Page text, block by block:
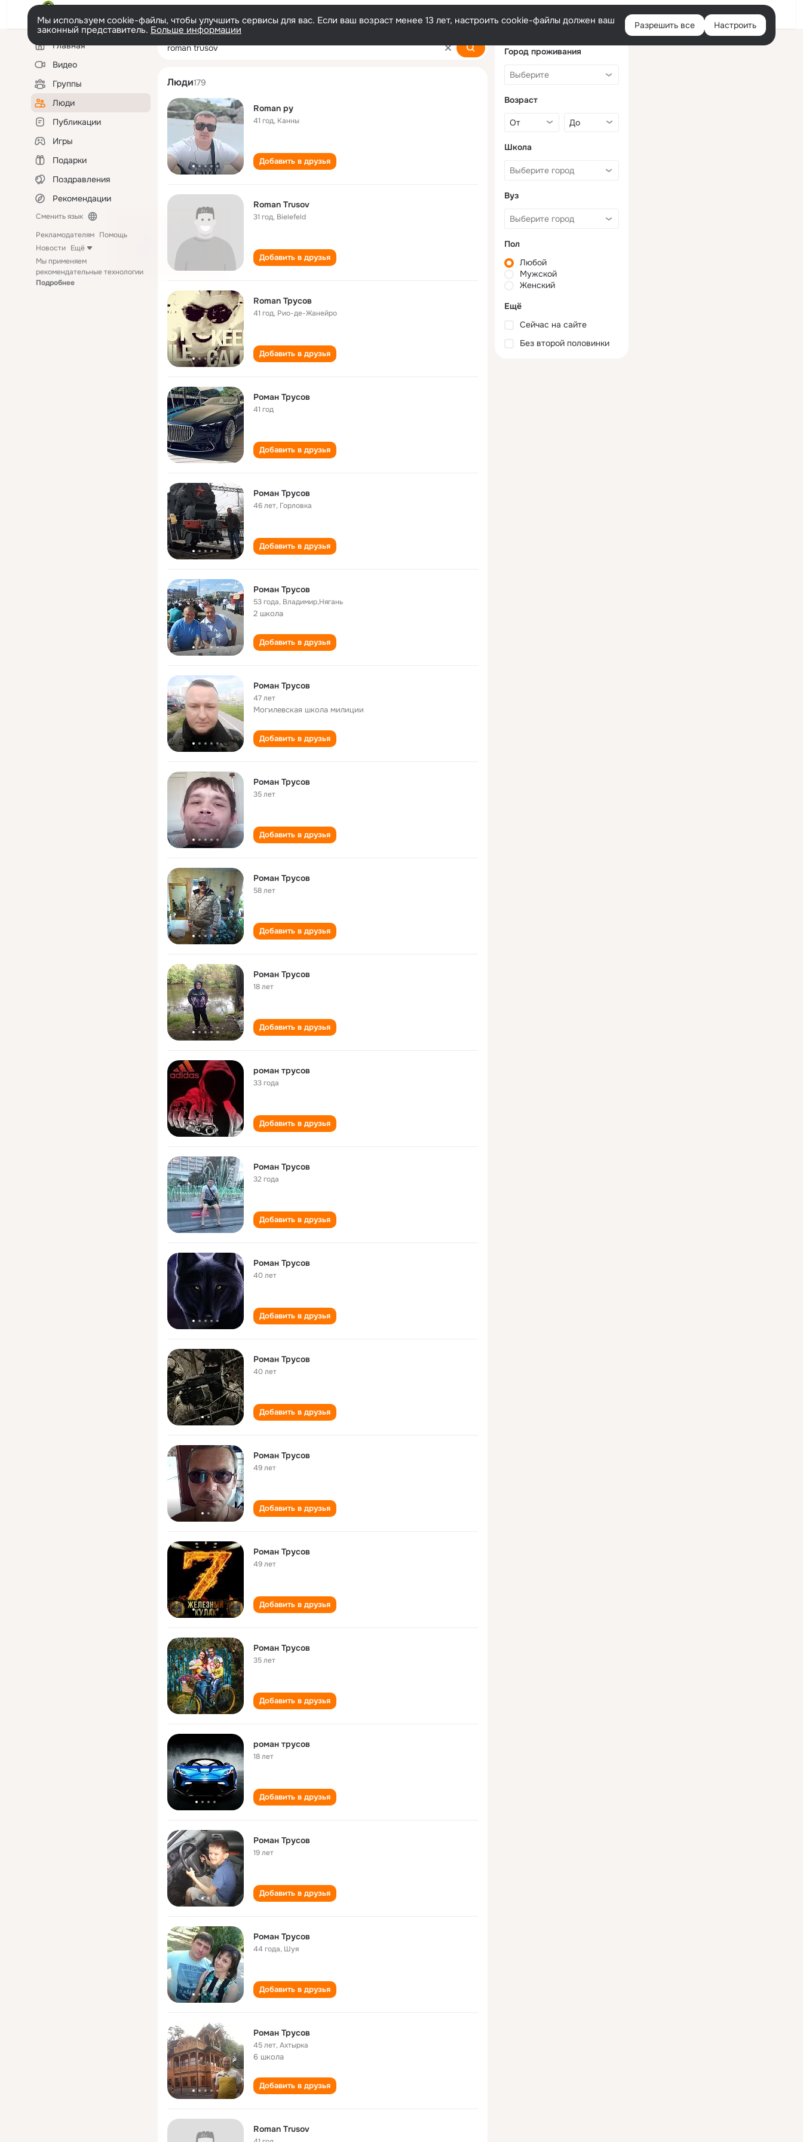
Войти
Мы используем cookie-файлы, чтобы улучшить сервисы для вас. Если ваш возраст менее 13 лет, настроить cookie-файлы должен ваш
законный представитель. Больше информации Разрешить все Настроить
Левая
колонкаГлавная
Видео
Группы
Люди
Публикации
Игры
Подарки
Поздравления
Рекомендации
Сменить язык
Рекламодателям Помощь
Новости Ещё
Мы применяем
рекомендательные технологии
Подробнее
roman trusov
Люди179
Roman ру
41 год, Канны
Добавить в друзья
Roman Trusov
31 год, Bielefeld
Добавить в друзья
Roman Трусов
41 год, Рио-де-Жанейро
Добавить в друзья
Роман Трусов
41 год
Добавить в друзья
Роман Трусов
46 лет, Горловка
Добавить в друзья
Роман Трусов
53 года, Владимир,Нягань
2 школа
Добавить в друзья
Роман Трусов
47 лет
Могилевская школа милиции
Добавить в друзья
Роман Трусов
35 лет
Добавить в друзья
Роман Трусов
58 лет
Добавить в друзья
Роман Трусов
18 лет
Добавить в друзья
роман трусов
33 года
Добавить в друзья
Роман Трусов
32 года
Добавить в друзья
Роман Трусов
40 лет
Добавить в друзья
Роман Трусов
40 лет
Добавить в друзья
Роман Трусов
49 лет
Добавить в друзья
Роман Трусов
49 лет
Добавить в друзья
Роман Трусов
35 лет
Добавить в друзья
роман трусов
18 лет
Добавить в друзья
Роман Трусов
19 лет
Добавить в друзья
Роман Трусов
44 года, Шуя
Добавить в друзья
Роман Трусов
45 лет,Ахтырка
6 школа
Добавить в друзья
Roman Trusov
Город проживания
Возраст
Школа
Вуз
Пол
Любой
Мужской
Женский
Ещё
Сейчас на сайте
Без второй половинки